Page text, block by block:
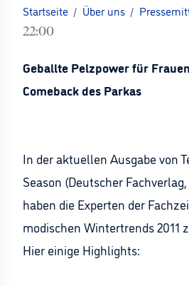
Startseite / Über uns /
22:00
Geballte Pelzpower für
Comeback des Parkas
In der aktuellen Ausgabe von
Season (Deutscher
haben die Experten der
modischen Wintertrends 2011
Hier einige Highlights: